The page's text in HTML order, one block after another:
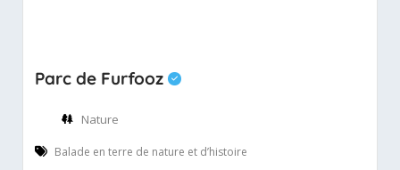
Parc de Furfooz
Nature
Balade en terre de nature et d’histoire